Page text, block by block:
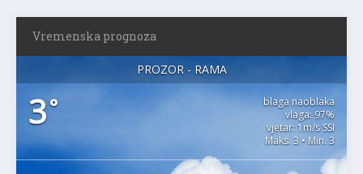
Vremenska prognoza
PROZOR - RAMA
3°
blaga naoblaka
vlaga: 97%
vjetar: 1m/s SSI
Maks. 3 • Min. 3